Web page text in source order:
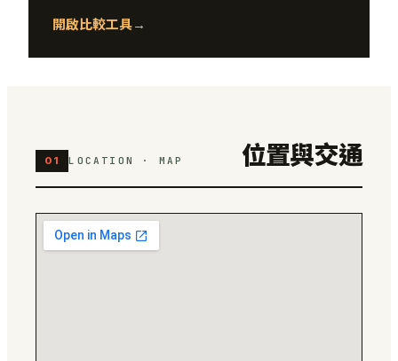
開啟比較工具→
01 LOCATION · MAP 位置與交通